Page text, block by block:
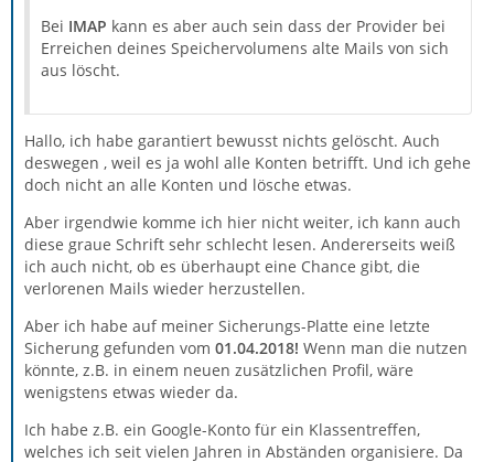
Bei IMAP kann es aber auch sein dass der Provider bei
Erreichen deines Speichervolumens alte Mails von sich
aus löscht.
Hallo, ich habe garantiert bewusst nichts gelöscht. Auch
deswegen , weil es ja wohl alle Konten betrifft. Und ich gehe
doch nicht an alle Konten und lösche etwas.
Aber irgendwie komme ich hier nicht weiter, ich kann auch
diese graue Schrift sehr schlecht lesen. Andererseits weiß
ich auch nicht, ob es überhaupt eine Chance gibt, die
verlorenen Mails wieder herzustellen.
Aber ich habe auf meiner Sicherungs-Platte eine letzte
Sicherung gefunden vom 01.04.2018! Wenn man die nutzen
könnte, z.B. in einem neuen zusätzlichen Profil, wäre
wenigstens etwas wieder da.
Ich habe z.B. ein Google-Konto für ein Klassentreffen,
welches ich seit vielen Jahren in Abständen organisiere. Da